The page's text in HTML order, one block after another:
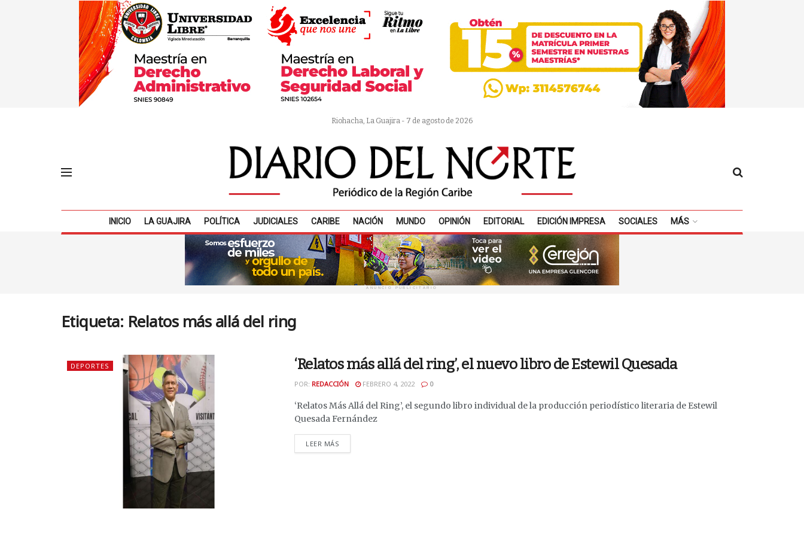
Riohacha, La Guajira - 7 de agosto de 2026
INICIO LA GUAJIRA POLÍTICA JUDICIALES CARIBE NACIÓN MUNDO OPINIÓN EDITORIAL EDICIÓN IMPRESA SOCIALES MÁS
ANUNCIO PUBLICITARIO
Etiqueta: Relatos más allá del ring
DEPORTES ‘Relatos más allá del ring’, el nuevo libro de Estewil Quesada
POR: REDACCIÓN FEBRERO 4, 2022 0
‘Relatos Más Allá del Ring’, el segundo libro individual de la producción periodístico literaria de Estewil
Quesada Fernández
LEER MÁS